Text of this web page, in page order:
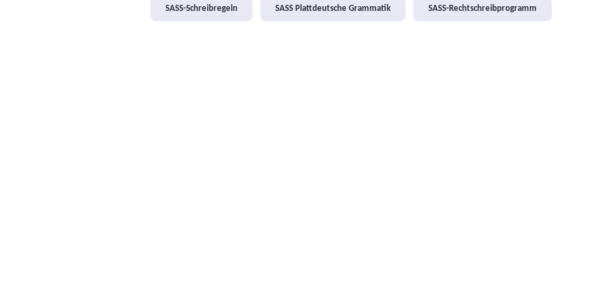
SASS-Schreibregeln SASS Plattdeutsche Grammatik SASS-Rechtschreibprogramm